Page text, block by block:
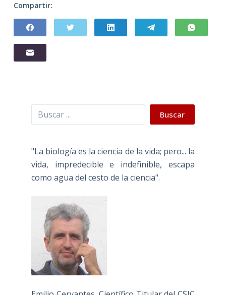
Compartir:
Buscar Buscar
"La biología es la ciencia de la vida; pero... la
vida, impredecible e indefinible, escapa
como agua del cesto de la ciencia".